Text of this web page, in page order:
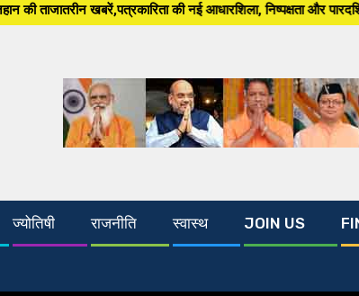
की नई आधारशिला, निष्पक्षता और पारदर्शिता अब,
ज्योतिषी राजनीति स्वास्थ JOIN US